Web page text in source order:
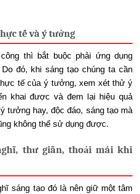
tế và ý tưởng
thì bắt buộc phải ứng dụng
đó, khi sáng tạo chúng ta cần
tế của ý tưởng, xem xét thử ý
khai được và đem lại hiệu quả
tưởng hay, độc đáo, sáng tạo mà
không thể sử dụng được.
thư giãn, thoải mái khi
sáng tạo đó là nên giữ một tâm